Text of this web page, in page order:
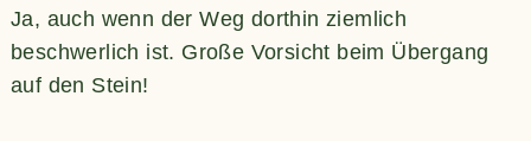
Ja, auch wenn der Weg dorthin ziemlich
beschwerlich ist. Große Vorsicht beim Übergang
auf den Stein!